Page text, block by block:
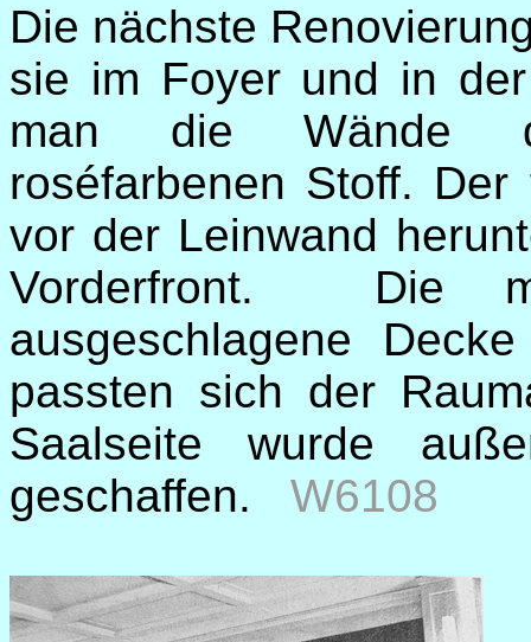
Die nächste
sie im Foyer und in
man die Wände
roséfarbenen Stoff.
vor der Leinwand
Vorderfront. Die
ausgeschlagene
passten sich der
Saalseite wurde
geschaffen. W6108